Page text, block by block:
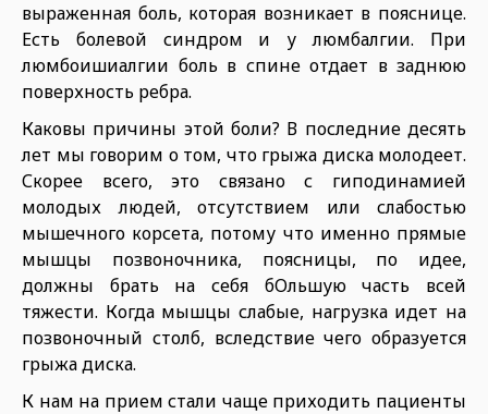
выраженная боль, которая возникает в пояснице.
Есть болевой синдром и у люмбалгии. При
люмбоишиалгии боль в спине отдает в заднюю
поверхность ребра.
Каковы причины этой боли? В последние десять
лет мы говорим о том, что грыжа диска молодеет.
Скорее всего, это связано с гиподинамией
молодых людей, отсутствием или слабостью
мышечного корсета, потому что именно прямые
мышцы позвоночника, поясницы, по идее,
должны брать на себя бОльшую часть всей
тяжести. Когда мышцы слабые, нагрузка идет на
позвоночный столб, вследствие чего образуется
грыжа диска.
К нам на прием стали чаще приходить пациенты